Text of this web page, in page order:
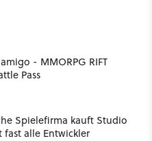
- MMORPG RIFT
Pass
Spielefirma kauft Studio
fast alle Entwickler